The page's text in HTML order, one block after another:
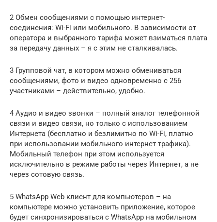
2 Обмен сообщениями с помощью интернет-
соединения: Wi-Fi или мобильного. В зависимости от
оператора и выбранного тарифа может взиматься плата
за передачу данных – я с этим не сталкивалась.
3 Групповой чат, в котором можно обмениваться
сообщениями, фото и видео одновременно с 256
участниками – действительно, удобно.
4 Аудио и видео звонки – полный аналог телефонной
связи и видео связи, но только с использованием
Интернета (бесплатно и безлимитно по Wi-Fi, платно
при использовании мобильного интернет трафика).
Мобильный телефон при этом используется
исключительно в режиме работы через Интернет, а не
через сотовую связь.
5 WhatsApp Web клиент для компьютеров – на
компьютере можно установить приложение, которое
будет синхронизироваться с WhatsApp на мобильном